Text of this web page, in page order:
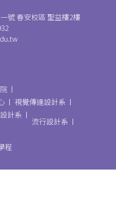
號 春安校區 聖益樓2樓
視覺傳達設計系
計系
流行設計系
程